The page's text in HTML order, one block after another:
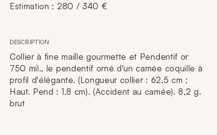
Estimation : 280 / 340 €
DESCRIPTION
Collier à fine maille gourmette et Pendentif or
750 mil., le pendentif orné d'un camée coquille à
profil d'élégante. (Longueur collier : 62,5 cm ;
Haut. Pend : 1,8 cm). (Accident au camée). 8,2 g.
brut